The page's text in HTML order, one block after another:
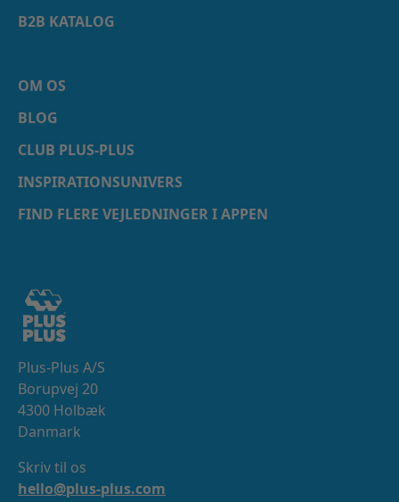
Plus-Plus A/S
Borupvej 20
4300 Holbæk
Danmark
Skriv til os
hello@plus-plus.com
B2B KATALOG
OM OS
BLOG
CLUB PLUS-PLUS
INSPIRATIONSUNIVERS
FIND FLERE VEJLEDNINGER I APPEN